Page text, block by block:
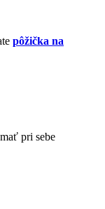
pôžička na
pri sebe